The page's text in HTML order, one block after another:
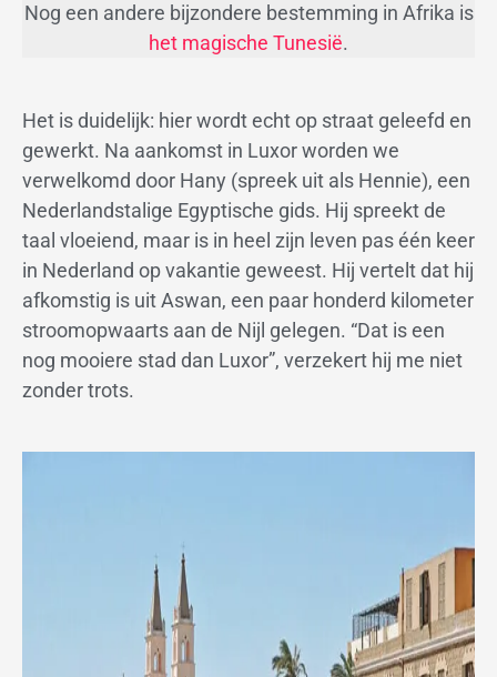
Nog een andere bijzondere bestemming in Afrika is
het magische Tunesië.
Het is duidelijk: hier wordt echt op straat geleefd en
gewerkt. Na aankomst in Luxor worden we
verwelkomd door Hany (spreek uit als Hennie), een
Nederlandstalige Egyptische gids. Hij spreekt de
taal vloeiend, maar is in heel zijn leven pas één keer
in Nederland op vakantie geweest. Hij vertelt dat hij
afkomstig is uit Aswan, een paar honderd kilometer
stroomopwaarts aan de Nijl gelegen. “Dat is een
nog mooiere stad dan Luxor”, verzekert hij me niet
zonder trots.